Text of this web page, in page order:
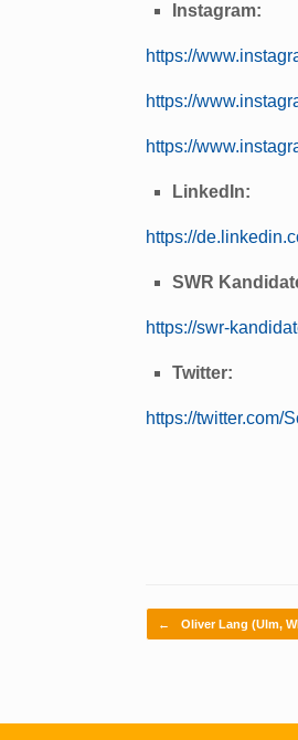
Instagram:
https://
https://
https://
LinkedIn:
https://
SWR
https://swr-
Twitter:
https://twitter.com/
Beitragsnavigation
← Oliver Lang (Ulm,